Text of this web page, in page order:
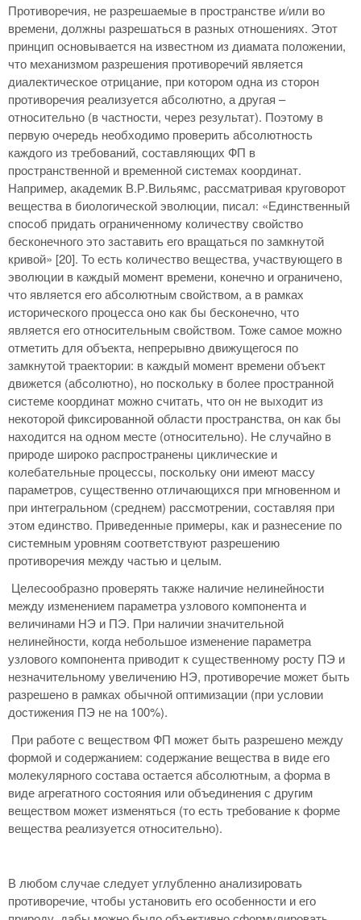
Противоречия, не разрешаемые в пространстве и/или во
времени, должны разрешаться в разных отношениях. Этот
принцип основывается на известном из диамата положении,
что механизмом разрешения противоречий является
диалектическое отрицание, при котором одна из сторон
противоречия реализуется абсолютно, а другая –
относительно (в частности, через результат). Поэтому в
первую очередь необходимо проверить абсолютность
каждого из требований, составляющих ФП в
пространственной и временной системах координат.
Например, академик В.Р.Вильямс, рассматривая круговорот
вещества в биологической эволюции, писал: «Единственный
способ придать ограниченному количеству свойство
бесконечного это заставить его вращаться по замкнутой
кривой» [20]. То есть количество вещества, участвующего в
эволюции в каждый момент времени, конечно и ограничено,
что является его абсолютным свойством, а в рамках
исторического процесса оно как бы бесконечно, что
является его относительным свойством. Тоже самое можно
отметить для объекта, непрерывно движущегося по
замкнутой траектории: в каждый момент времени объект
движется (абсолютно), но поскольку в более пространной
системе координат можно считать, что он не выходит из
некоторой фиксированной области пространства, он как бы
находится на одном месте (относительно). Не случайно в
природе широко распространены циклические и
колебательные процессы, поскольку они имеют массу
параметров, существенно отличающихся при мгновенном и
при интегральном (среднем) рассмотрении, составляя при
этом единство. Приведенные примеры, как и разнесение по
системным уровням соответствуют разрешению
противоречия между частью и целым.
Целесообразно проверять также наличие нелинейности
между изменением параметра узлового компонента и
величинами НЭ и ПЭ. При наличии значительной
нелинейности, когда небольшое изменение параметра
узлового компонента приводит к существенному росту ПЭ и
незначительному увеличению НЭ, противоречие может быть
разрешено в рамках обычной оптимизации (при условии
достижения ПЭ не на 100%).
При работе с веществом ФП может быть разрешено между
формой и содержанием: содержание вещества в виде его
молекулярного состава остается абсолютным, а форма в
виде агрегатного состояния или объединения с другим
веществом может изменяться (то есть требование к форме
вещества реализуется относительно).
В любом случае следует углубленно анализировать
противоречие, чтобы установить его особенности и его